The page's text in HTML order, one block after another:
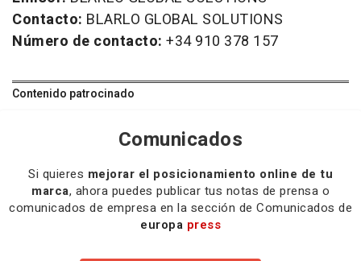
Contacto: BLARLO GLOBAL SOLUTIONS
Número de contacto: +34 910 378 157
Contenido patrocinado
Comunicados
Si quieres mejorar el posicionamiento online de tu
marca, ahora puedes publicar tus notas de prensa o
comunicados de empresa en la sección de Comunicados de
europa press